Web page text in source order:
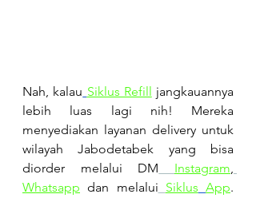
Nah, kalau Siklus Refill jangkauannya
lebih luas lagi nih! Mereka
menyediakan layanan delivery untuk
wilayah Jabodetabek yang bisa
diorder melalui DM
Instagram,
Whatsapp dan melalui Siklus App.